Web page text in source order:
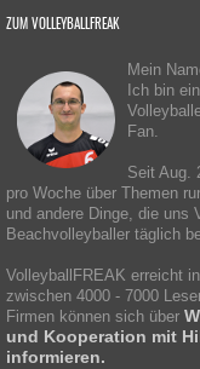
ZUM VOLLEYBALLFREAK
Mein
Ich bin
Fan.
Seit Aug.
pro Woche über Themen
und andere Dinge, die uns
Beachvolleyballer täglich
VolleyballFREAK erreicht
zwischen 4000 - 7000
Firmen können sich über
und Kooperation mit
informieren.